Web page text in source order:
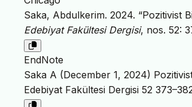
Saka, Abdulkerim. 2024. “Pozitivist
Edebiyat Fakültesi Dergisi, nos. 52:
EndNote
Saka A (December 1, 2024)
Edebiyat Fakültesi Dergisi 52